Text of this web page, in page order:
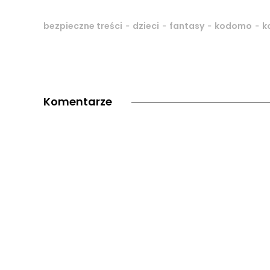
bezpieczne treści - dzieci - fantasy - kodomo -
Komentarze